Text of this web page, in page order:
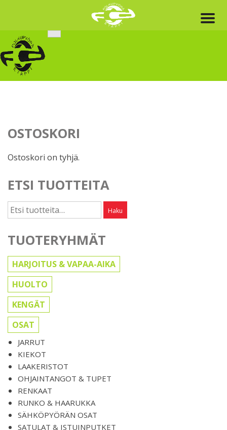
content
OSTOSKORI
Ostoskori on tyhjä.
ETSI TUOTTEITA
Etsi: Haku
TUOTERYHMÄT
HARJOITUS & VAPAA-AIKA
HUOLTO
KENGÄT
OSAT
JARRUT
KIEKOT
LAAKERISTOT
OHJAINTANGOT & TUPET
RENKAAT
RUNKO & HAARUKKA
SÄHKÖPYÖRÄN OSAT
SATULAT & ISTUINPUTKET